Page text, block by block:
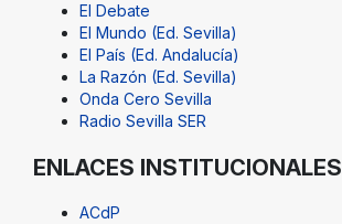
El Debate
El Mundo (Ed. Sevilla)
El País (Ed. Andalucía)
La Razón (Ed. Sevilla)
Onda Cero Sevilla
Radio Sevilla SER
ENLACES INSTITUCIONALES
ACdP